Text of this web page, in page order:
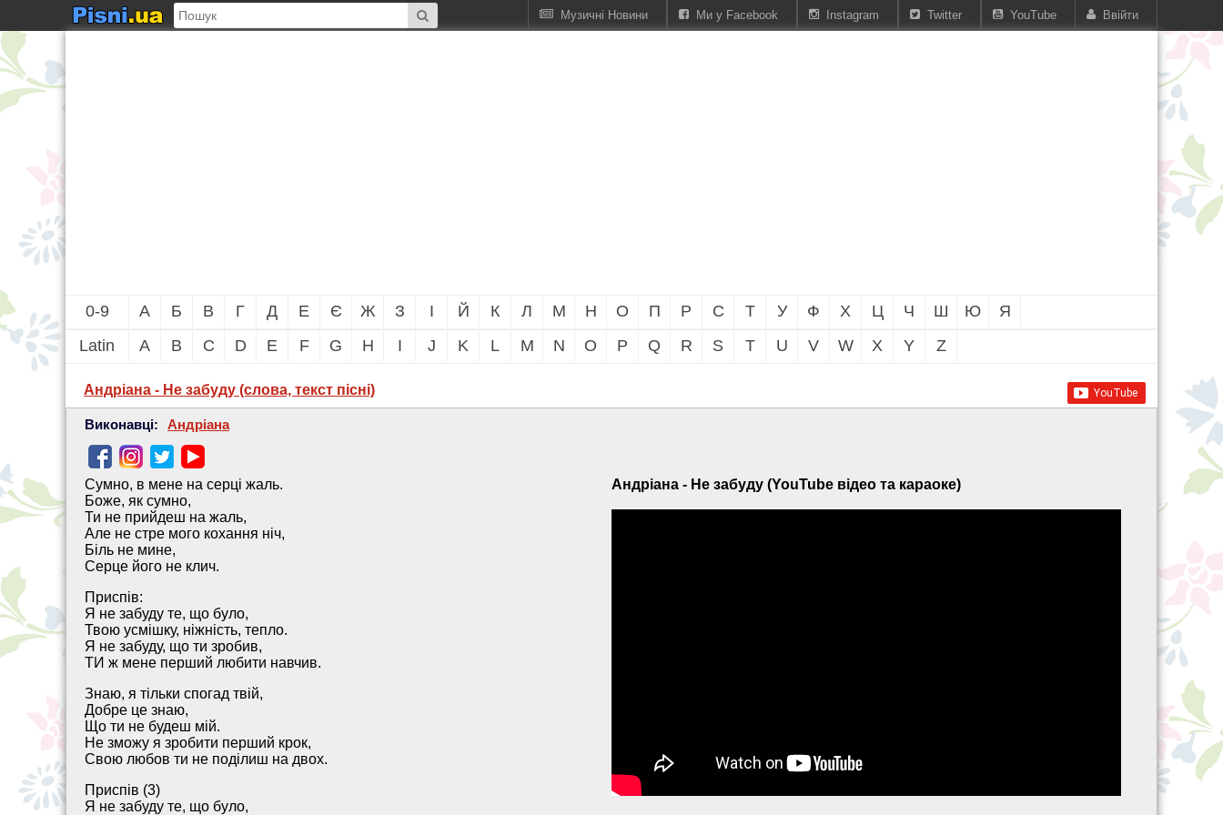
Ввійти
YouTube
Twitter
Instagram
Ми у Facebook
Музичні Новини
0-9 А Б В Г Д Е Є Ж З І Й К Л М Н О П Р С Т У Ф Х Ц Ч Ш Ю
Я
Latin
A B C D E F G H I J K L M N O P Q R S T U V W X Y Z
Андріана - Не забуду (слова, текст пісні)
Виконавці: Андріана
Сумно, в мене на серці жаль.
Боже, як сумно,
Ти не прийдеш на жаль,
Але не стре мого кохання ніч,
Біль не мине,
Серце його не клич.
Приспів:
Я не забуду те, що було,
Твою усмішку, ніжність, тепло.
Я не забуду, що ти зробив,
ТИ ж мене перший любити навчив.
Знаю, я тільки спогад твій,
Добре це знаю,
Що ти не будеш мій.
Не зможу я зробити перший крок,
Свою любов ти не поділиш на двох.
Приспів (3)
Я не забуду те, що було,
Андріана - Не забуду (YouTube відео та караоке)